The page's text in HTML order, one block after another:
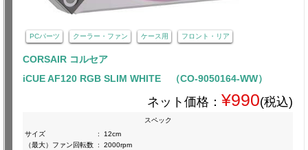
PCパーツ クーラー・ファン ケース用 フロント・リア
CORSAIR コルセア
iCUE AF120 RGB SLIM WHITE （CO-9050164-WW）
ネット価格： ¥990(税込)
スペック
サイズ
:
12cm
（最大）ファン回転数 :
2000rpm